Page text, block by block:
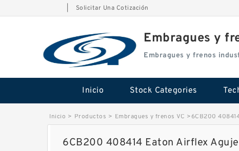
Solicitar Una Cotización
Embragues y
Embragues y frenos
Inicio Stock Categories
Inicio > Productos > Embragues y frenos VC >6CB200
6CB200 408414 Eaton Airflex